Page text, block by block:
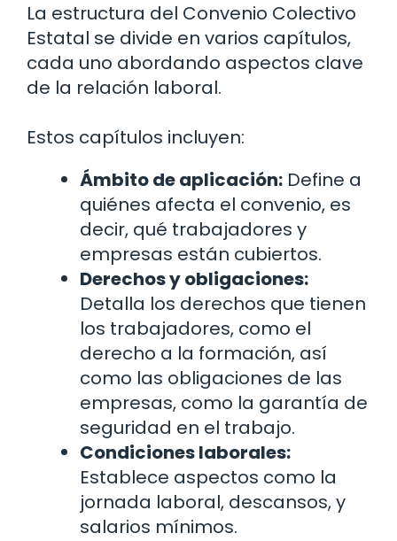
La estructura del Convenio Colectivo
Estatal se divide en varios capítulos,
cada uno abordando aspectos clave
de la relación laboral.
Estos capítulos incluyen:
Ámbito de aplicación: Define a
quiénes afecta el convenio, es
decir, qué trabajadores y
empresas están cubiertos.
Derechos y obligaciones:
Detalla los derechos que tienen
los trabajadores, como el
derecho a la formación, así
como las obligaciones de las
empresas, como la garantía de
seguridad en el trabajo.
Condiciones laborales:
Establece aspectos como la
jornada laboral, descansos, y
salarios mínimos.